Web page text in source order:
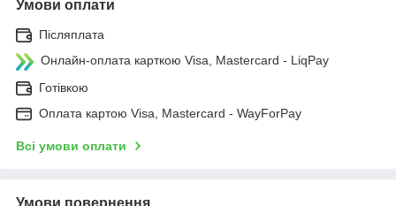
Умови оплати
Післяплата
Онлайн-оплата карткою Visa, Mastercard - LiqPay
Готівкою
Оплата картою Visa, Mastercard - WayForPay
Всі умови оплати
Умови повернення